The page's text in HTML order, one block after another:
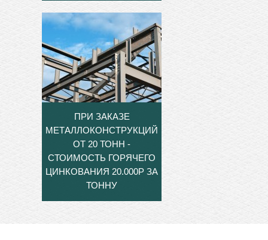
ПРИ ЗАКАЗЕ
МЕТАЛЛОКОНСТРУКЦИЙ
ОТ 20 ТОНН -
СТОИМОСТЬ ГОРЯЧЕГО
ЦИНКОВАНИЯ 20.000Р ЗА
ТОННУ